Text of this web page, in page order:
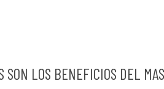
SON LOS BENEFICIOS DEL